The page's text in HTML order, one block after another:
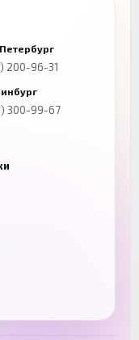
200-96-31
300-99-67